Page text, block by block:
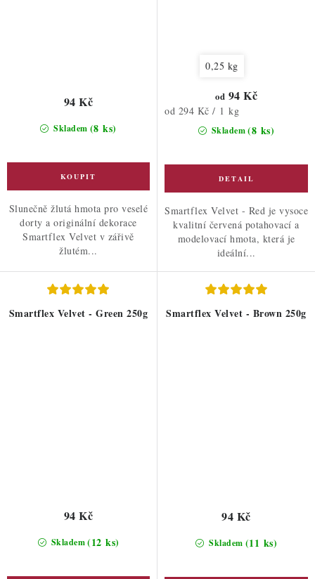
Skladem (8 ks)
94 Kč
Slunečně žlutá hmota pro veselé
dorty a originální dekorace
Smartflex Velvet v zářivě
žlutém...
0,25 kg
Skladem(8 ks)
od 94 Kč
Měrná
od 294 Kč / 1 kg
Smartflex Velvet - Red je vysoce
kvalitní červená potahovací a
modelovací hmota, která je
ideální...
Smartflex Velvet - Green 250g
Skladem(12 ks)
94 Kč
Smartflex Velvet - Brown 250g
Skladem (11 ks)
94 Kč